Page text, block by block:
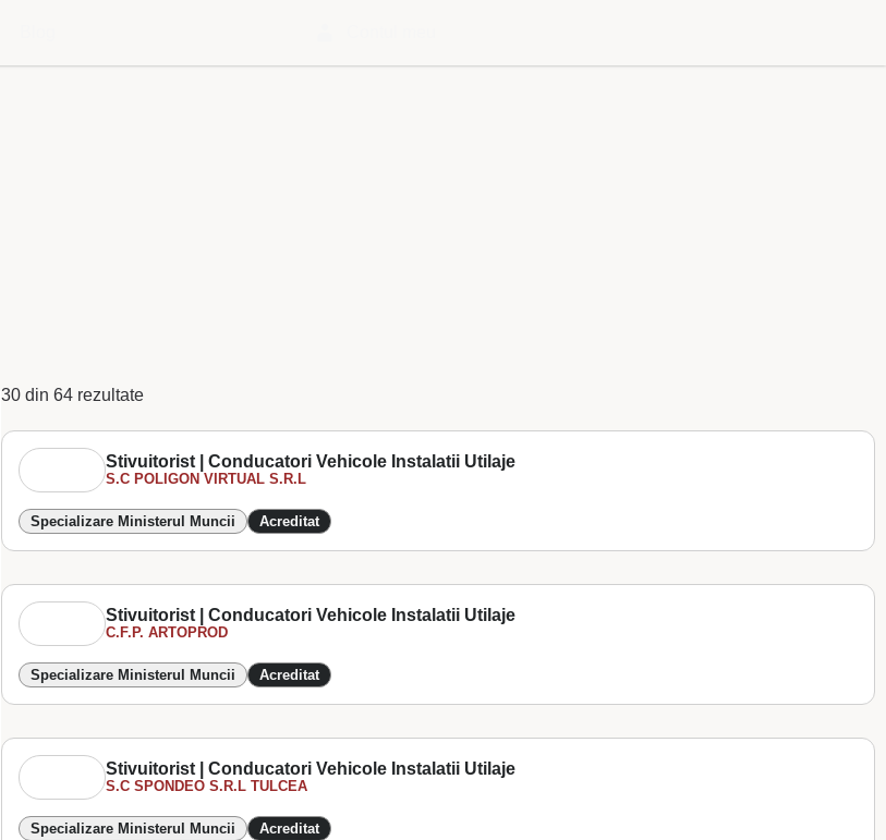
30 din 64 rezultate
Stivuitorist | Conducatori Vehicole Instalatii Utilaje
S.C POLIGON VIRTUAL S.R.L
Specializare Ministerul Muncii Acreditat
Stivuitorist | Conducatori Vehicole Instalatii Utilaje
C.F.P. ARTOPROD
Specializare Ministerul Muncii Acreditat
Stivuitorist | Conducatori Vehicole Instalatii Utilaje
S.C SPONDEO S.R.L TULCEA
Specializare Ministerul Muncii Acreditat